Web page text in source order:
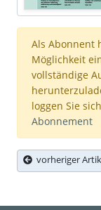
Als Abonnent
Möglichkeit
vollständige
loggen Sie
Abonnement
vorheriger